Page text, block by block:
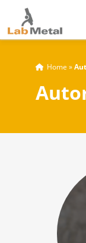
Home »